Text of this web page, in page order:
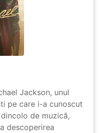
Jackson, unul
pe care i-a cunoscut
de muzică,
descoperirea